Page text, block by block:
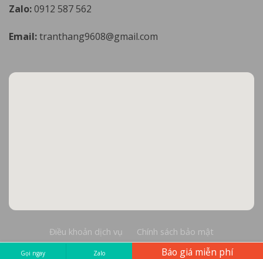
Zalo:0912 587 562
Email:tranthang9608@gmail.com
Điều khoản dịch vụ
Chính sách bảo mật
Copyright 2026 © Cơ sở Đá Mỹ Nghệ Thăng Long
Báo giá miễn phí